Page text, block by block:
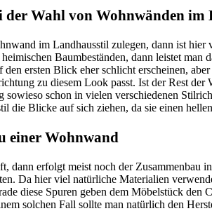
der Wahl von Wohnwänden im
im Landhausstil zulegen, dann ist
Baumbeständen, dann leistet
den ersten Blick eher schlicht erscheinen,
zu diesem Look passt. Ist der Rest
sowieso schon in vielen verschiedenen
die Blicke auf sich ziehen, da sie einen
einer Wohnwand
dann erfolgt meist noch der Zusammenbau
Da hier viel natürliche Materialien
diese Spuren geben dem Möbelstück den
solchen Fall sollte man natürlich den